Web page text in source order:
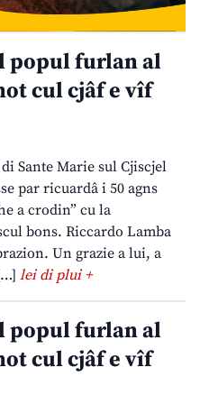
popul furlan al
cul cjâf e vîf
Sante Marie sul Cjiscjel
par ricuardâ i 50 agns
a crodin” cu la
bons. Riccardo Lamba
Un grazie a lui, a
lei di plui +
popul furlan al
cul cjâf e vîf